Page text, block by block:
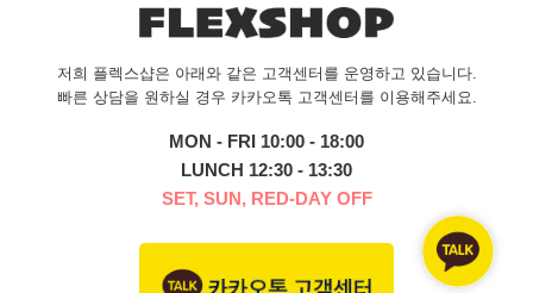
저희 플렉스샵은 아래와 같은 고객센터를 운영하고 있습니다.
빠른 상담을 원하실 경우 카카오톡 고객센터를 이용해주세요.
MON - FRI 10:00 - 18:00
LUNCH 12:30 - 13:30
SET, SUN, RED-DAY OFF